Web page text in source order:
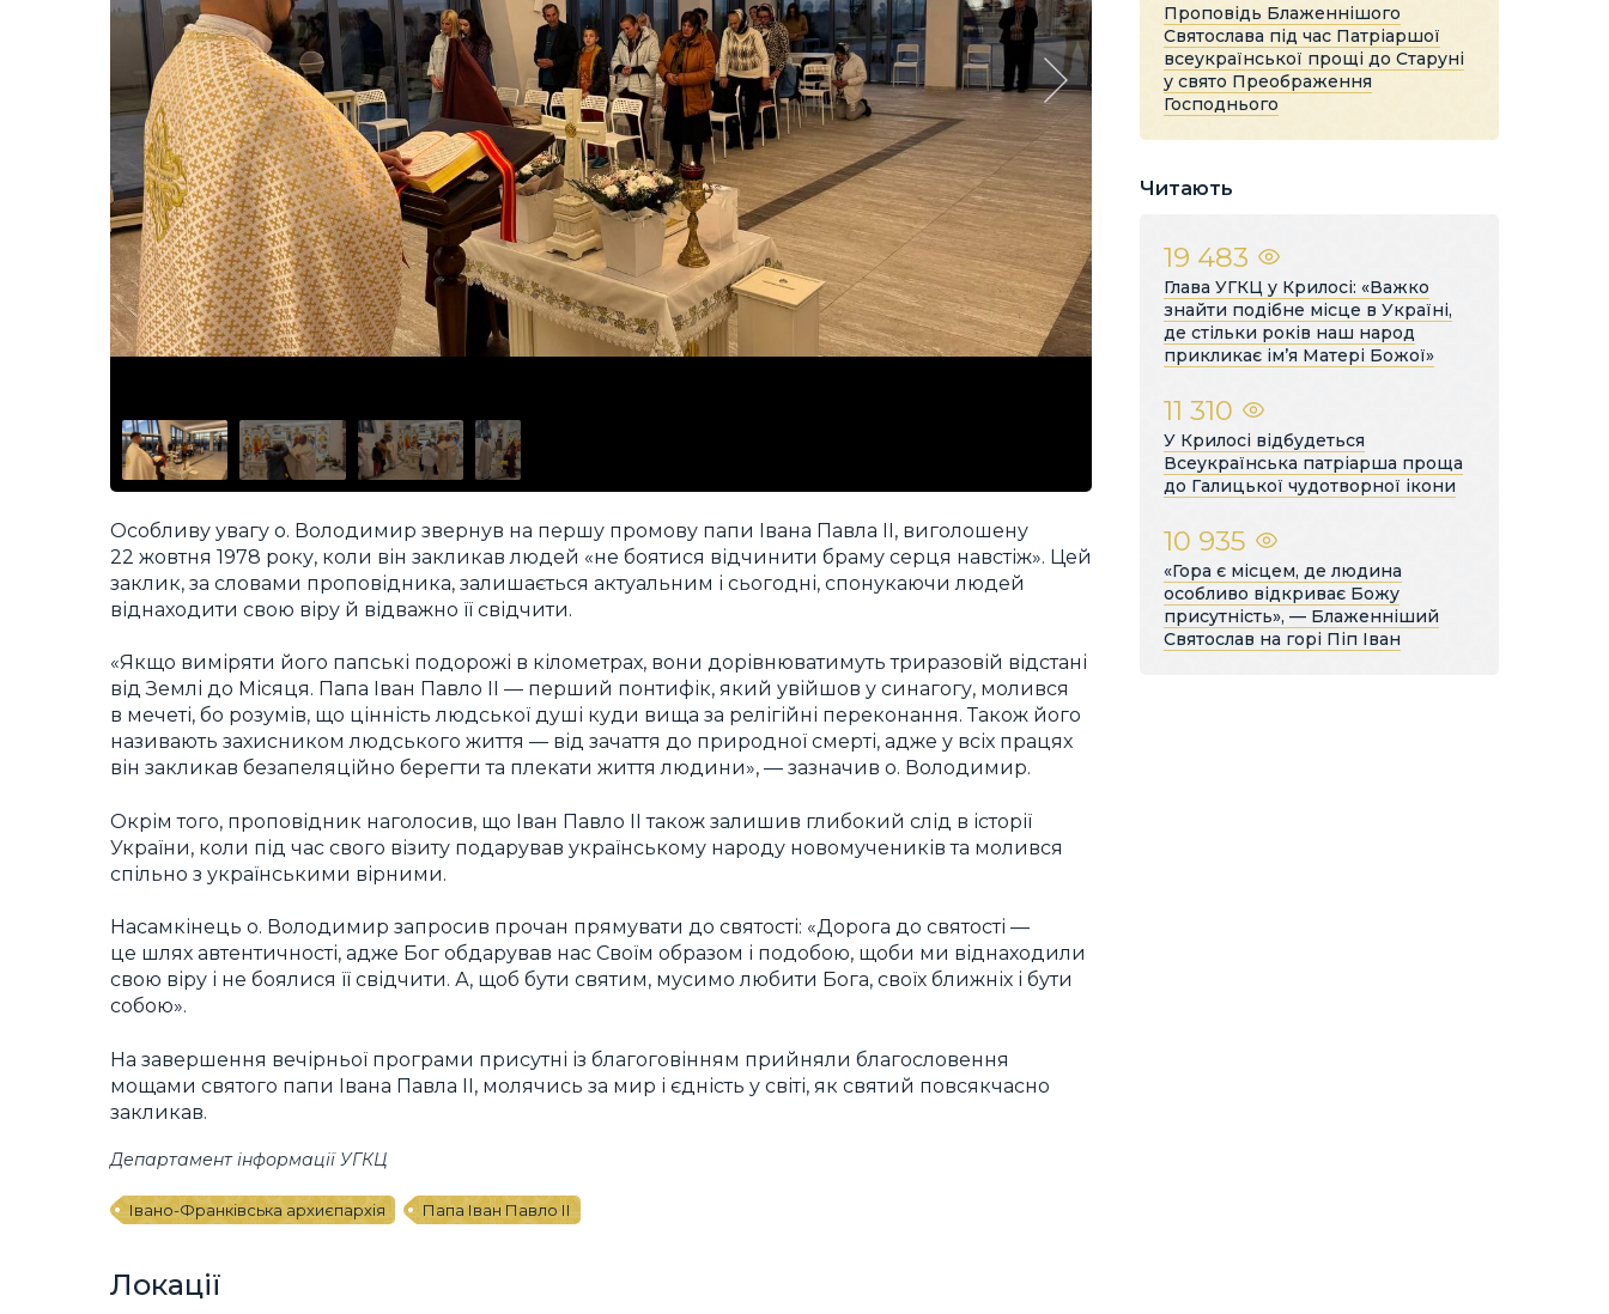
Особливу увагу о. Володимир звернув на першу промову папи Івана Павла ІІ, виголошену
22 жовтня 1978 року, коли він закликав людей «не боятися відчинити браму серця навстіж». Цей
заклик, за словами проповідника, залишається актуальним і сьогодні, спонукаючи людей
віднаходити свою віру й відважно її свідчити.
«Якщо виміряти його папські подорожі в кілометрах, вони дорівнюватимуть триразовій відстані
від Землі до Місяця. Папа Іван Павло ІІ — перший понтифік, який увійшов у синагогу, молився
в мечеті, бо розумів, що цінність людської душі куди вища за релігійні переконання. Також його
називають захисником людського життя — від зачаття до природної смерті, адже у всіх працях
він закликав безапеляційно берегти та плекати життя людини», — зазначив о. Володимир.
Окрім того, проповідник наголосив, що Іван Павло II також залишив глибокий слід в історії
України, коли під час свого візиту подарував українському народу новомучеників та молився
спільно з українськими вірними.
Насамкінець о. Володимир запросив прочан прямувати до святості: «Дорога до святості —
це шлях автентичності, адже Бог обдарував нас Своїм образом і подобою, щоби ми віднаходили
свою віру і не боялися її свідчити. А, щоб бути святим, мусимо любити Бога, своїх ближніх і бути
собою».
На завершення вечірньої програми присутні із благоговінням прийняли благословення
мощами святого папи Івана Павла II, молячись за мир і єдність у світі, як святий повсякчасно
закликав.
Департамент інформації УГКЦ
Івано-Франківська архиєпархія Папа Іван Павло ІІ
Локації
Проповідь Блаженнішого
Святослава під час Патріаршої
всеукраїнської прощі до Старуні
у свято Преображення
Господнього
Читають
19 483
Глава УГКЦ у Крилосі: «Важко
знайти подібне місце в Україні,
де стільки років наш народ
прикликає ім’я Матері Божої»
11 310
У Крилосі відбудеться
Всеукраїнська патріарша проща
до Галицької чудотворної ікони
10 935
«Гора є місцем, де людина
особливо відкриває Божу
присутність», — Блаженніший
Святослав на горі Піп Іван